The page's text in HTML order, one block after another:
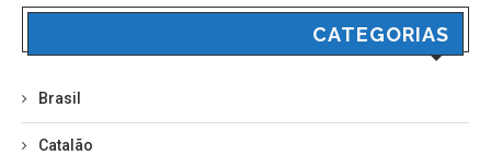
CATEGORIAS
Brasil
Catalão